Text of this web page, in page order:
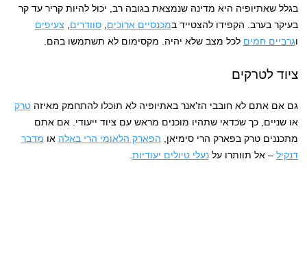
בגלל שאתיופיה היא מדינה שנמצאת בגובה רב, יכול להיות קריר עד קר
בעיקר בערב. הקפידו להצטייד במכנסיים ארוכים ,סוודרים
צעיפים
וגרביים חמים לכל מצב שלא יהיה. מקסימום לא תשתמשו בהם.
ציוד לטרקים
גם אם אתם לא חובבי הז'אנר באתיופיה לא תוכלו להתחמק מאיזהטרק
או שניים, כך שכדאי שתהיו מוכנים מראש עם ציוד ייעודי. אם אתם
מתכננים טרק בפארק הרי סימיאן, הפארק הלאומי הרי באלה או מדבר
דנקיל – אל תוותרו עלנעלי טיולים יעודיות